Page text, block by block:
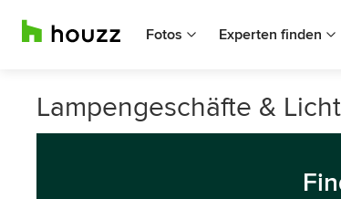
Fotos Experten finden
Lampengeschäfte &